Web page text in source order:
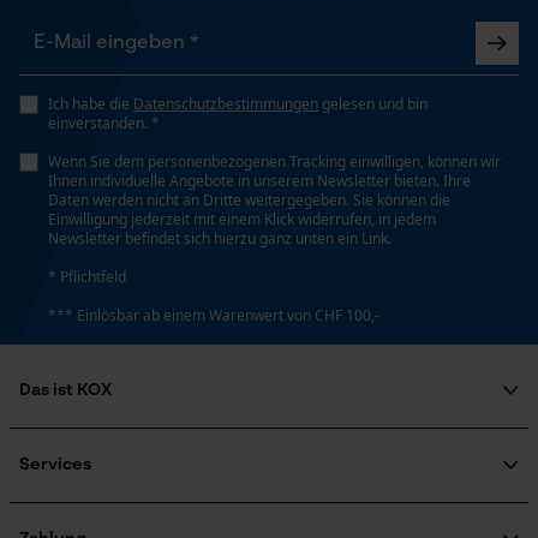
Jahreszeit
1 x Kox Sägekette
Größe & Maße
Ergebender Brustwinkel
60 deg
Schienenlänge
45 cm
Sägekette KOX Halbmeißel
Tolles Produkt zu fairem Preis.
Ich habe die Datenschutzbestimmungen gelesen und bin
einverstanden. *
Wenn Sie dem personenbezogenen Tracking einwilligen, können wir
Ihnen individuelle Angebote in unserem Newsletter bieten. Ihre
Daten werden nicht an Dritte weitergegeben. Sie können die
Einwilligung jederzeit mit einem Klick widerrufen, in jedem
Newsletter befindet sich hierzu ganz unten ein Link.
* Pflichtfeld
*** Einlösbar ab einem Warenwert von CHF 100,-
Das ist KOX
Soziales Engagement
Services
Datenverarbeitung
Statistik Cookies